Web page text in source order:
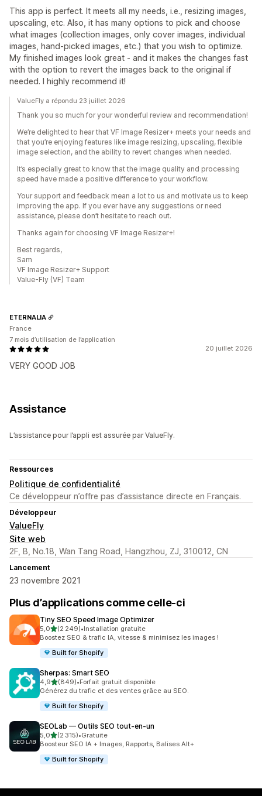
This app is perfect. It meets all my needs, i.e., resizing images,
upscaling, etc. Also, it has many options to pick and choose
what images (collection images, only cover images, individual
images, hand-picked images, etc.) that you wish to optimize.
My finished images look great - and it makes the changes fast
with the option to revert the images back to the original if
needed. I highly recommend it!
ValueFly a répondu 23 juillet 2026
Thank you so much for your wonderful review and recommendation!
We’re delighted to hear that VF Image Resizer+ meets your needs and
that you’re enjoying features like image resizing, upscaling, flexible
image selection, and the ability to revert changes when needed.
It’s especially great to know that the image quality and processing
speed have made a positive difference to your workflow.
Your support and feedback mean a lot to us and motivate us to keep
improving the app. If you ever have any suggestions or need
assistance, please don’t hesitate to reach out.
Thanks again for choosing VF Image Resizer+!
Best regards,
Sam
VF Image Resizer+ Support
Value-Fly (VF) Team
20 juillet 2026
VERY GOOD JOB
ETERNALIA
France
7 mois d’utilisation de l’application
Assistance
L’assistance pour l’appli est assurée par ValueFly.
Ressources
Politique de confidentialité
Ce développeur n’offre pas d’assistance directe en Français.
Développeur
ValueFly
Site web
2F, B, No.18, Wan Tang Road, Hangzhou, ZJ, 310012, CN
Lancement
23 novembre 2021
Plus d’applications comme celle-ci
Tiny SEO Speed Image Optimizer
5,0étoile(s) sur 5
(2 249)
2249 avis au total
•Installation gratuite
Boostez SEO & trafic IA, vitesse & minimisez les images !
Built for Shopify
Sherpas: Smart SEO
4,9étoile(s) sur 5
(849)
849 avis au total
•Forfait gratuit disponible
Générez du trafic et des ventes grâce au SEO.
Built for Shopify
SEOLab — Outils SEO tout‑en‑un
5,0étoile(s) sur 5
(2 315)
2315 avis au total
•Gratuite
Boosteur SEO IA + Images, Rapports, Balises Alt+
Built for Shopify